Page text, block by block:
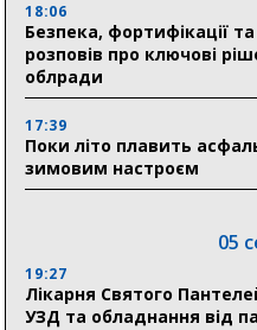
18:06
Безпека, фортифікації
розповів про ключові
облради
17:39
Поки літо плавить
зимовим настроєм
05
19:27
Лікарня Святого
УЗД та обладнання від